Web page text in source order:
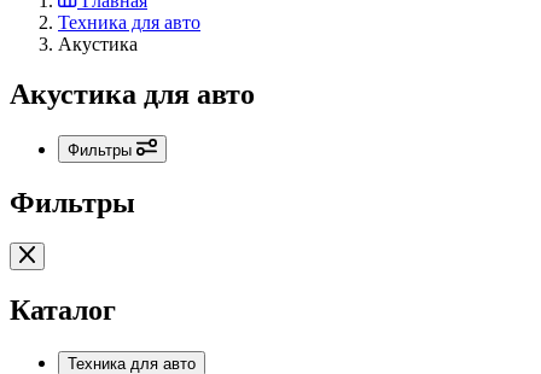
Техника для авто
Акустика
Акустика для авто
Фильтры
Фильтры
Каталог
Техника для авто